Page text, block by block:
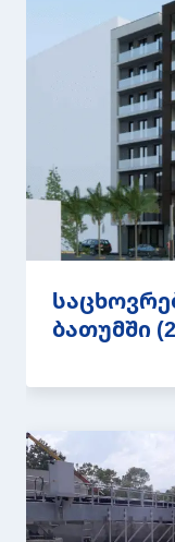
ბათუმში